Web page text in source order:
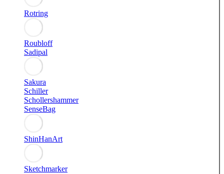
Rotring
Roubloff
Sadipal
Sakura
Schiller
Schollershammer
SenseBag
ShinHanArt
Sketchmarker